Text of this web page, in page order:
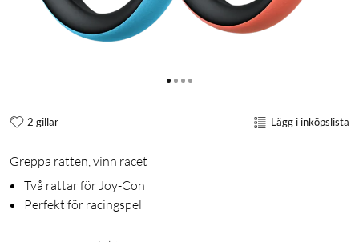
2 gillar Lägg i inköpslista
Greppa ratten, vinn racet
Två rattar för Joy-Con
Perfekt för racingspel